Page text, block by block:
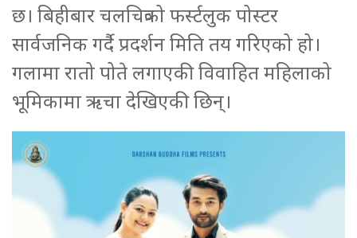
छ। बिहीबार चलचित्रको फर्स्टलुक पोस्टर
सार्वजनिक गर्दै प्रदर्शन मिति तय गरिएको हो।
गलामा रातो पोते लगाएकी विवाहित महिलाको
भूमिकामा ऋचा देखिएकी छिन्।